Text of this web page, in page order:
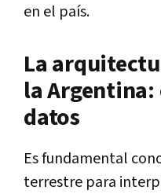
en el país.
La
la Argentina:
datos
Es fundamental
terrestre para